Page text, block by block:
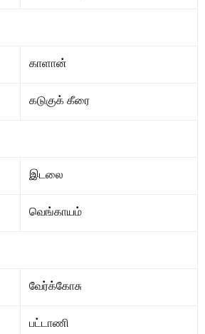
காளான்
கடுகுக் கீரை
இடலை
வெங்காயம்
வேர்க்கோசு
பட்டாணி